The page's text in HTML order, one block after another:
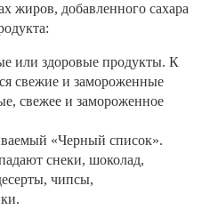
жиров, добавленного сахара
или здоровые продукты. К
свежие и замороженные
свежее и замороженное
«Черный список».
снеки, шоколад,
чипсы,